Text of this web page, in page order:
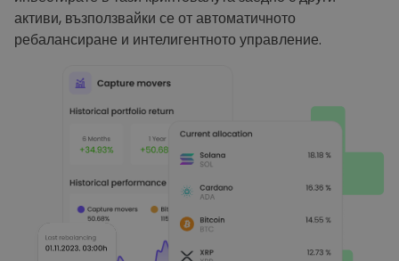
активи, възползвайки се от автоматичното
ребалансиране и интелигентното управление.